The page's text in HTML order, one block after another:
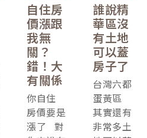
自住房
價漲跟
我無
關？
錯！大
有關係
你自住
房價要是
漲了 對
誰說精
華區沒
有土地
可以蓋
房子了
台灣六都
蛋黃區
其實還有
非常多土